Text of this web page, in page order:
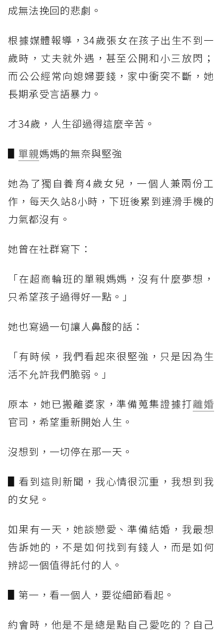
成無法挽回的悲劇。
根據媒體報導，34歲張女在孩子出生不到一
歲時，丈夫就外遇，甚至公開和小三放閃；
而公公經常向媳婦要錢，家中衝突不斷，她
長期承受言語暴力。
才34歲，人生卻過得這麼辛苦。
▋ 單親媽媽的無奈與堅強
她為了獨自養育4歲女兒，一個人兼兩份工
作，每天久站8小時，下班後累到連滑手機的
力氣都沒有。
她曾在社群寫下：
「在超商輪班的單親媽媽，沒有什麼夢想，
只希望孩子過得好一點。」
她也寫過一句讓人鼻酸的話：
「有時候，我們看起來很堅強，只是因為生
活不允許我們脆弱。」
原本，她已搬離婆家，準備蒐集證據打離婚
官司，希望重新開始人生。
沒想到，一切停在那一天。
▋看到這則新聞，我心情很沉重，我想到我
的女兒。
如果有一天，她談戀愛、準備結婚，我最想
告訴她的，不是如何找到有錢人，而是如何
辨認一個值得託付的人。
▋第一，看一個人，要從細節看起。
約會時，他是不是總是點自己愛吃的？自己